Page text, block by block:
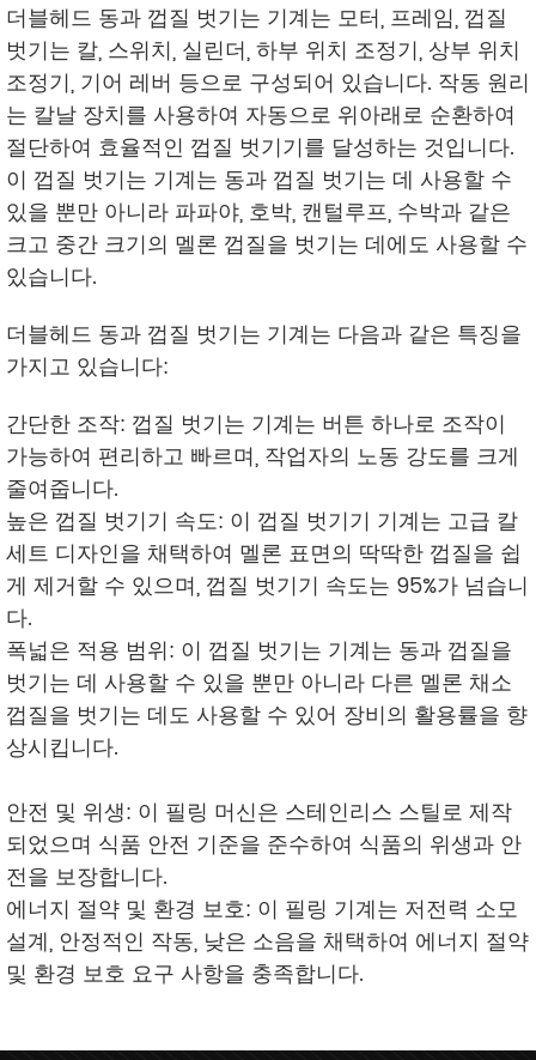
더블헤드 동과 껍질 벗기는 기계는 모터, 프레임, 껍질
벗기는 칼, 스위치, 실린더, 하부 위치 조정기, 상부 위치
조정기, 기어 레버 등으로 구성되어 있습니다. 작동 원리
는 칼날 장치를 사용하여 자동으로 위아래로 순환하여
절단하여 효율적인 껍질 벗기기를 달성하는 것입니다.
이 껍질 벗기는 기계는 동과 껍질 벗기는 데 사용할 수
있을 뿐만 아니라 파파야, 호박, 캔털루프, 수박과 같은
크고 중간 크기의 멜론 껍질을 벗기는 데에도 사용할 수
있습니다.
더블헤드 동과 껍질 벗기는 기계는 다음과 같은 특징을
가지고 있습니다:
간단한 조작: 껍질 벗기는 기계는 버튼 하나로 조작이
가능하여 편리하고 빠르며, 작업자의 노동 강도를 크게
줄여줍니다.
높은 껍질 벗기기 속도: 이 껍질 벗기기 기계는 고급 칼
세트 디자인을 채택하여 멜론 표면의 딱딱한 껍질을 쉽
게 제거할 수 있으며, 껍질 벗기기 속도는 95%가 넘습니
다.
폭넓은 적용 범위: 이 껍질 벗기는 기계는 동과 껍질을
벗기는 데 사용할 수 있을 뿐만 아니라 다른 멜론 채소
껍질을 벗기는 데도 사용할 수 있어 장비의 활용률을 향
상시킵니다.
안전 및 위생: 이 필링 머신은 스테인리스 스틸로 제작
되었으며 식품 안전 기준을 준수하여 식품의 위생과 안
전을 보장합니다.
에너지 절약 및 환경 보호: 이 필링 기계는 저전력 소모
설계, 안정적인 작동, 낮은 소음을 채택하여 에너지 절약
및 환경 보호 요구 사항을 충족합니다.